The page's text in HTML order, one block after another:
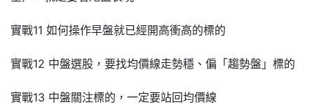
實戰11 如何操作早盤就已經開高衝高的標的
實戰12 中盤選股，要找均價線走勢穩、偏「趨勢盤」標的
實戰13 中盤關注標的，一定要站回均價線